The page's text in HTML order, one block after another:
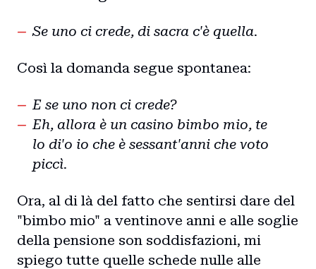
Se uno ci crede, di sacra c'è quella.
Così la domanda segue spontanea:
E se uno non ci crede?
Eh, allora è un casino bimbo mio, te
lo di'o io che è sessant'anni che voto
piccì.
Ora, al di là del fatto che sentirsi dare del
"bimbo mio" a ventinove anni e alle soglie
della pensione son soddisfazioni, mi
spiego tutte quelle schede nulle alle